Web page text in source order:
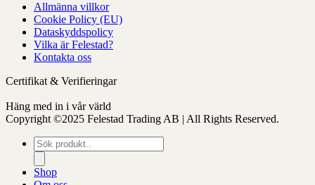
produktensAllmänna villkor
Cookie Policy (EU)
Dataskyddspolicy
Vilka är Felestad?
Kontakta oss
Certifikat & Verifieringar
Häng med in i vår värld
Copyright ©2025 Felestad Trading AB | All Rights Reserved.
Produktsökning
Shop